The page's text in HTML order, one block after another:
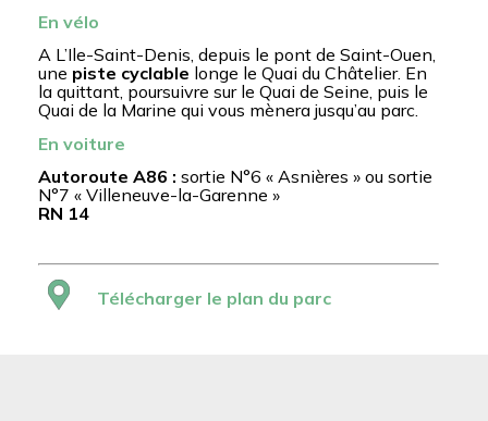
En vélo
A L’Ile-Saint-Denis, depuis le pont de Saint-Ouen,
une piste cyclable longe le Quai du Châtelier. En
la quittant, poursuivre sur le Quai de Seine, puis le
Quai de la Marine qui vous mènera jusqu’au parc.
En voiture
Autoroute A86 : sortie N°6 « Asnières » ou sortie
N°7 « Villeneuve-la-Garenne »
RN 14
Télécharger le plan du parc